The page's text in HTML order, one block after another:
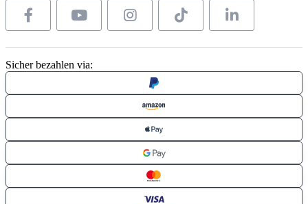
Sicher bezahlen via: